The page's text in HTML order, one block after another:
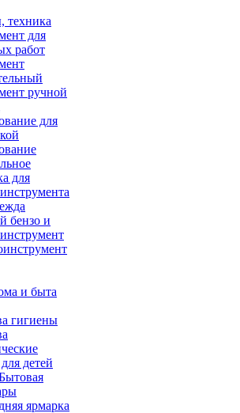
техника
для
работ
ручной
для
для
бензо и
и быта
гигиены
детей
ярмарка